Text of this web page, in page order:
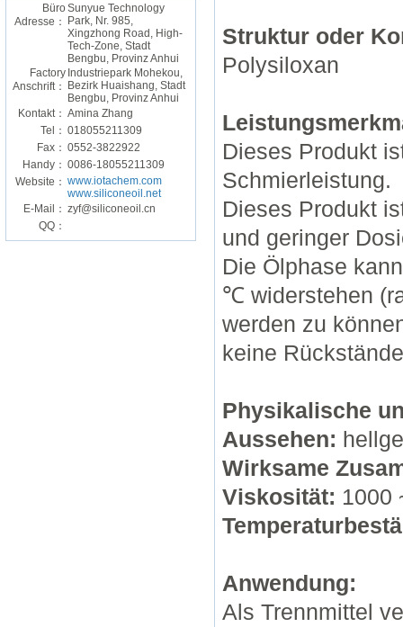
Büro
Adresse：
Sunyue Technology
Park, Nr. 985,
Xingzhong Road, High-
Tech-Zone, Stadt
Bengbu, Provinz Anhui
Factory
Anschrift：
Industriepark Mohekou,
Bezirk Huaishang, Stadt
Bengbu, Provinz Anhui
Kontakt： Amina Zhang
Tel： 018055211309
Fax： 0552-3822922
Handy： 0086-18055211309
Website： www.iotachem.com
www.siliconeoil.net
E-Mail： zyf@siliconeoil.cn
QQ：
Struktur oder
Polysiloxan
Dieses Produkt
Schmierleistung.
Dieses Produkt
und geringer
Die Ölphase
℃widerstehen
werden zu
keine
Physikalische
Aussehen:
Wirksame
Viskosität: 1000
Anwendung:
Als Trennmittel